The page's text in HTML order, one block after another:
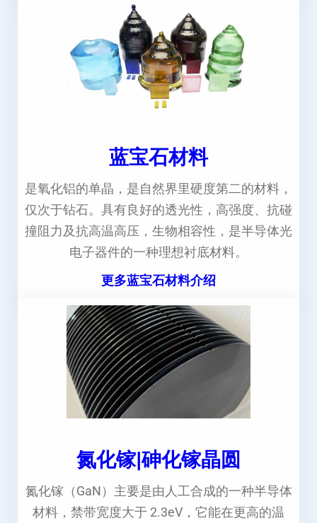
蓝宝石材料
是氧化铝的单晶，是自然界里硬度第二的材料，
仅次于钻石。具有良好的透光性，高强度、抗碰
撞阻力及抗高温高压，生物相容性，是半导体光
电子器件的一种理想衬底材料。
更多蓝宝石材料介绍
氮化镓|砷化镓晶圆
氮化镓（GaN）主要是由人工合成的一种半导体
材料，禁带宽度大于 2.3eV，它能在更高的温